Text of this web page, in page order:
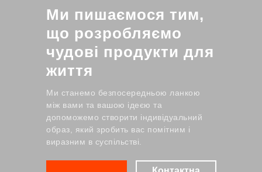
Ми пишаємося тим,
що розробляємо
чудові продукти для
життя
Ми станемо безпосередньою ланкою
між вами та вашою ідеєю та
допоможемо створити індивідуальний
образ, який зробить вас помітним і
виразним в суспільстві.